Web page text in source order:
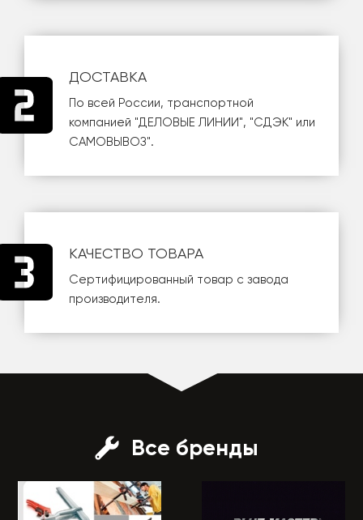
ДОСТАВКА
По всей России, транспортной
компанией "ДЕЛОВЫЕ ЛИНИИ", "СДЭК" или
САМОВЫВОЗ".
КАЧЕСТВО ТОВАРА
Сертифицированный товар с завода
производителя.
Все бренды